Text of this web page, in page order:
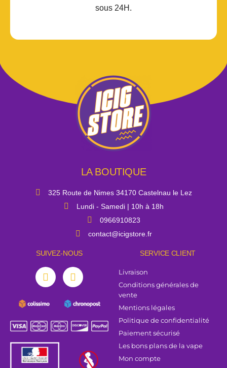
sous 24H.
LA BOUTIQUE
325 Route de Nimes 34170 Castelnau le Lez
Lundi - Samedi | 10h à 18h
0966910823
contact@icigstore.fr
SUIVEZ-NOUS SERVICE CLIENT
Livraison
Conditions générales de
vente
Mentions légales
Politique de confidentialité
Paiement sécurisé
Les bons plans de la vape
Mon compte